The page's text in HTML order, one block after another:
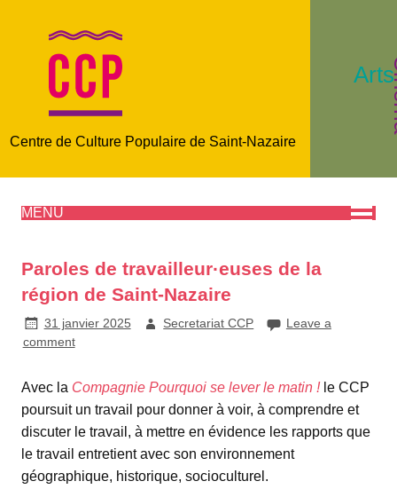
Centre de Culture Populaire de Saint-Nazaire
MENU
Paroles de travailleur·euses de la
région de Saint-Nazaire
31 janvier 2025 Secretariat CCP
Leave a
comment
Avec la Compagnie Pourquoi se lever le matin !le CCP
poursuit un travail pour donner à voir, à comprendre et
discuter le travail, à mettre en évidence les rapports que
le travail entretient avec son environnement
géographique, historique, socioculturel.